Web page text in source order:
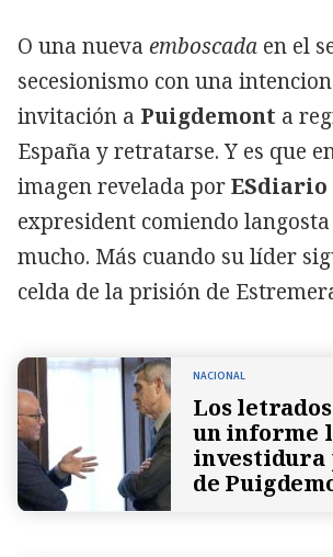
O una nueva emboscada en el
secesionismo con una
invitación a Puigdemont a
España y retratarse. Y es que
imagen revelada porESdiario
expresident comiendo
mucho. Más cuando su líder
celda de la prisión de
NACIONAL
Los
un informe
investidura
de